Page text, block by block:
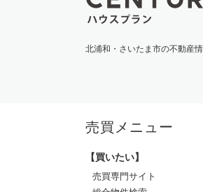
北浦和・さいたま市の不動産
売買メニュー
【買いたい】
売買専門サイト